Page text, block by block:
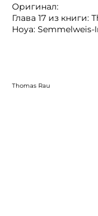
Оригинал:
Глава 17 из книги:
Hoya: Semmelweis-
Thomas Rau